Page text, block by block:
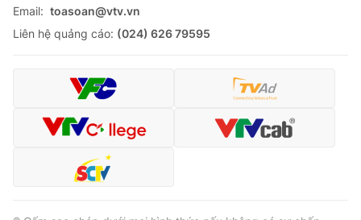
Email: toasoan@vtv.vn
Liên hệ quảng cáo: (024) 626 79595